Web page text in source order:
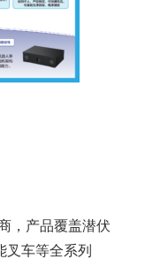
，产品覆盖潜伏
叉车等全系列